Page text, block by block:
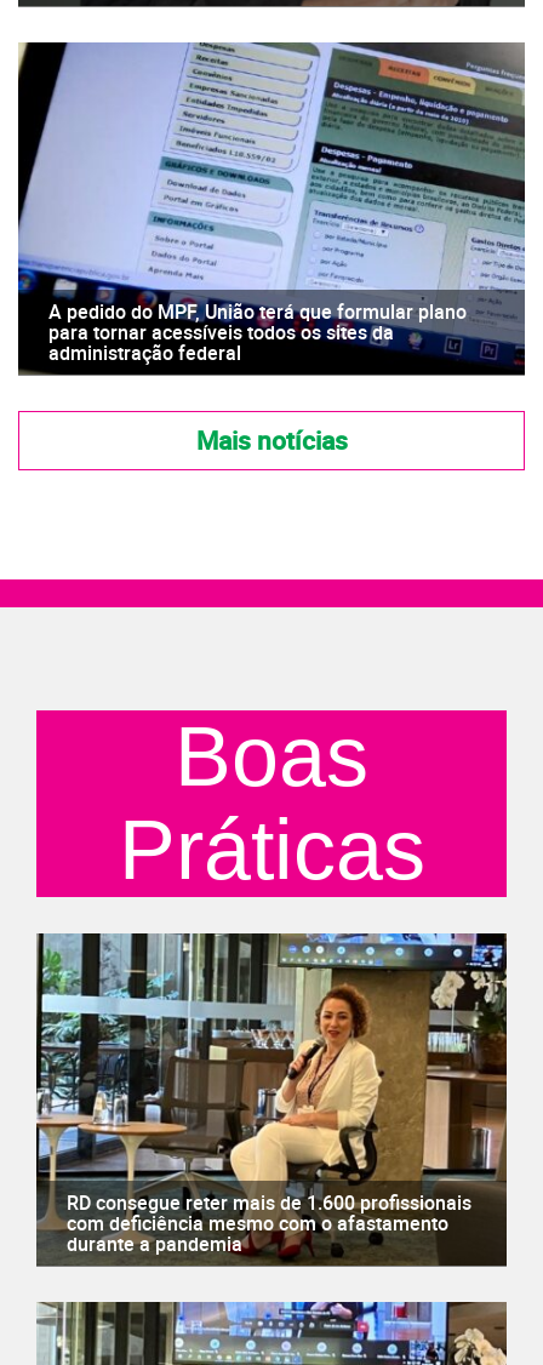
A pedido do MPF, União terá que formular plano
para tornar acessíveis todos os sites da
administração federal
Mais notícias
Boas
Práticas
RD consegue reter mais de 1.600 profissionais
com deficiência mesmo com o afastamento
durante a pandemia